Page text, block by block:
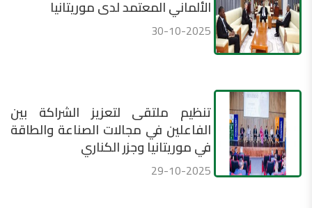
الألماني المعتمد لدى موريتانيا
30-10-2025
تنظيم ملتقى لتعزيز الشراكة بين
الفاعلين في مجالات الصناعة والطاقة
في موريتانيا وجزر الكناري
29-10-2025